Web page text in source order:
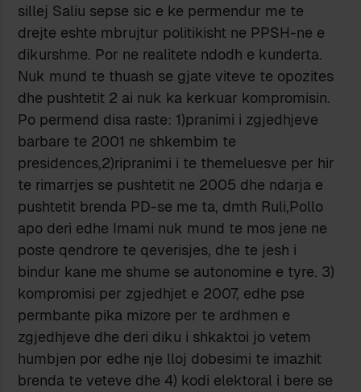
sillej Saliu sepse sic e ke permendur me te
drejte eshte mbrujtur politikisht ne PPSH-ne e
dikurshme. Por ne realitete ndodh e kunderta.
Nuk mund te thuash se gjate viteve te opozites
dhe pushtetit 2 ai nuk ka kerkuar kompromisin.
Po permend disa raste: 1)pranimi i zgjedhjeve
barbare te 2001 ne shkembim te
presidences,2)ripranimi i te themeluesve per hir
te rimarrjes se pushtetit ne 2005 dhe ndarja e
pushtetit brenda PD-se me ta, dmth Ruli,Pollo
apo deri edhe Imami nuk mund te mos jene ne
poste qendrore te qeverisjes, dhe te jesh i
bindur kane me shume se autonomine e tyre. 3)
kompromisi per zgjedhjet e 2007, edhe pse
permbante pika mizore per te ardhmen e
zgjedhjeve dhe deri diku i shkaktoi jo vetem
humbjen por edhe nje lloj dobesimi te imazhit
brenda te veteve dhe 4) kodi elektoral i bere se